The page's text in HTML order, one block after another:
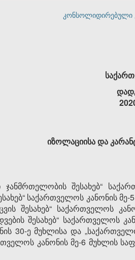
კონსოლიდირებული
იზოლაციისა და
ჯანმრთელობის შესახებ“
საქართველოს კანონის მე-
შესახებ“ საქართველოს
შესახებ“ საქართველოს
30-ე მუხლისა და
კანონის მე-6 მუხლის